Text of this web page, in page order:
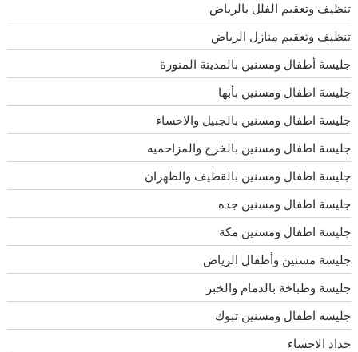
تنظيف وتعقيم الفلل بالرياض
تنظيف وتعقيم منازل الرياض
جليسة أطفال ومسنين بالمدينة المنورة
جليسة اطفال ومسنين بأبها
جليسة اطفال ومسنين بالجبيل والاحساء
جليسة اطفال ومسنين بالخرج والمزاحميه
جليسة اطفال ومسنين بالقطيف والظهران
جليسة اطفال ومسنين جده
جليسة اطفال ومسنين مكة
جليسة مسنين وأطفال الرياض
جليسة وطباخة بالدمام والخبر
جليسه اطفال ومسنين تبوك
حداد الاحساء